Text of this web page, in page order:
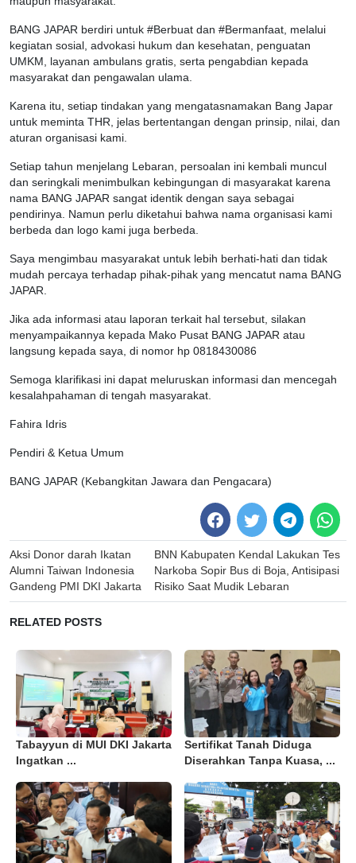
BANG JAPAR berdiri untuk #Berbuat dan #Bermanfaat, melalui
kegiatan sosial, advokasi hukum dan kesehatan, penguatan
UMKM, layanan ambulans gratis, serta pengabdian kepada
masyarakat dan pengawalan ulama.
Karena itu, setiap tindakan yang mengatasnamakan Bang Japar
untuk meminta THR, jelas bertentangan dengan prinsip, nilai, dan
aturan organisasi kami.
Setiap tahun menjelang Lebaran, persoalan ini kembali muncul
dan seringkali menimbulkan kebingungan di masyarakat karena
nama BANG JAPAR sangat identik dengan saya sebagai
pendirinya. Namun perlu diketahui bahwa nama organisasi kami
berbeda dan logo kami juga berbeda.
Saya mengimbau masyarakat untuk lebih berhati-hati dan tidak
mudah percaya terhadap pihak-pihak yang mencatut nama BANG
JAPAR.
Jika ada informasi atau laporan terkait hal tersebut, silakan
menyampaikannya kepada Mako Pusat BANG JAPAR atau
langsung kepada saya, di nomor hp 0818430086
Semoga klarifikasi ini dapat meluruskan informasi dan mencegah
kesalahpahaman di tengah masyarakat.
Fahira Idris
Pendiri & Ketua Umum
BANG JAPAR (Kebangkitan Jawara dan Pengacara)
Post
navigation
Aksi Donor darah Ikatan
Alumni Taiwan Indonesia
Gandeng PMI DKI Jakarta
BNN Kabupaten Kendal Lakukan Tes
Narkoba Sopir Bus di Boja, Antisipasi
Risiko Saat Mudik Lebaran
RELATED POSTS
Tabayyun di MUI DKI Jakarta
Ingatkan ...
Sertifikat Tanah Diduga
Diserahkan Tanpa Kuasa, ...